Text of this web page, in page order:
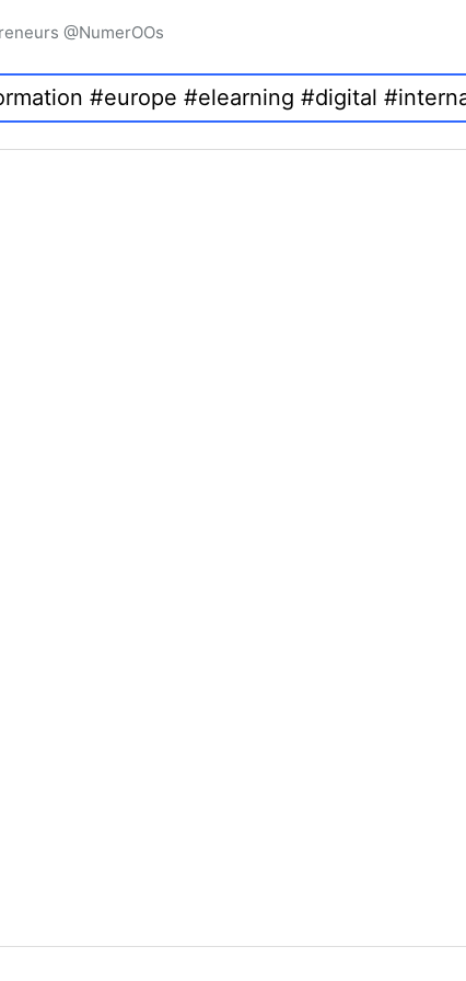
@NumerOOs